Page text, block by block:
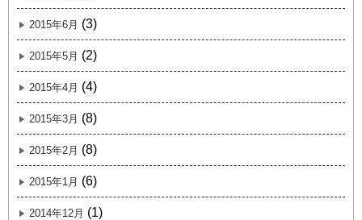
2015年6月 (3)
2015年5月 (2)
2015年4月 (4)
2015年3月 (8)
2015年2月 (8)
2015年1月 (6)
2014年12月 (1)